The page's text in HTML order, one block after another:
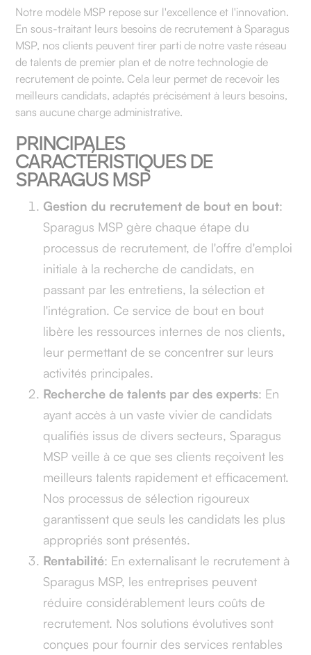
Notre modèle MSP repose sur l'excellence et l'innovation.
En sous-traitant leurs besoins de recrutement à Sparagus
MSP, nos clients peuvent tirer parti de notre vaste réseau
de talents de premier plan et de notre technologie de
recrutement de pointe. Cela leur permet de recevoir les
meilleurs candidats, adaptés précisément à leurs besoins,
sans aucune charge administrative.
PRINCIPALES
CARACTÉRISTIQUES DE
SPARAGUS MSP
Gestion du recrutement de bout en bout:
Sparagus MSP gère chaque étape du
processus de recrutement, de l'offre d'emploi
initiale à la recherche de candidats, en
passant par les entretiens, la sélection et
l'intégration. Ce service de bout en bout
libère les ressources internes de nos clients,
leur permettant de se concentrer sur leurs
activités principales.
Recherche de talents par des experts: En
ayant accès à un vaste vivier de candidats
qualifiés issus de divers secteurs, Sparagus
MSP veille à ce que ses clients reçoivent les
meilleurs talents rapidement et efficacement.
Nos processus de sélection rigoureux
garantissent que seuls les candidats les plus
appropriés sont présentés.
Rentabilité: En externalisant le recrutement à
Sparagus MSP, les entreprises peuvent
réduire considérablement leurs coûts de
recrutement. Nos solutions évolutives sont
conçues pour fournir des services rentables